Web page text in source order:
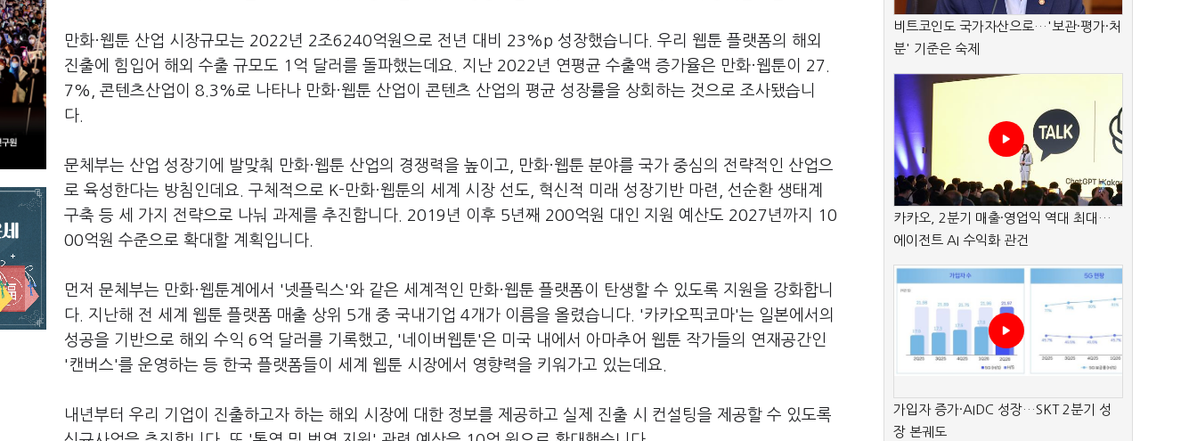
만화·웹툰 산업 시장규모는 2022년 2조6240억원으로 전년 대비 23%p 성장했습니다. 우리 웹툰 플랫폼의 해외
진출에 힘입어 해외 수출 규모도 1억 달러를 돌파했는데요. 지난 2022년 연평균 수출액 증가율은 만화·웹툰이 27.
7%, 콘텐츠산업이 8.3%로 나타나 만화·웹툰 산업이 콘텐츠 산업의 평균 성장률을 상회하는 것으로 조사됐습니
다.
문체부는 산업 성장기에 발맞춰 만화·웹툰 산업의 경쟁력을 높이고, 만화·웹툰 분야를 국가 중심의 전략적인 산업으
로 육성한다는 방침인데요. 구체적으로 K-만화·웹툰의 세계 시장 선도, 혁신적 미래 성장기반 마련, 선순환 생태계
구축 등 세 가지 전략으로 나눠 과제를 추진합니다. 2019년 이후 5년째 200억원 대인 지원 예산도 2027년까지 10
00억원 수준으로 확대할 계획입니다.
먼저 문체부는 만화·웹툰계에서 '넷플릭스'와 같은 세계적인 만화·웹툰 플랫폼이 탄생할 수 있도록 지원을 강화합니
다. 지난해 전 세계 웹툰 플랫폼 매출 상위 5개 중 국내기업 4개가 이름을 올렸습니다. '카카오픽코마'는 일본에서의
성공을 기반으로 해외 수익 6억 달러를 기록했고, '네이버웹툰'은 미국 내에서 아마추어 웹툰 작가들의 연재공간인
'캔버스'를 운영하는 등 한국 플랫폼들이 세계 웹툰 시장에서 영향력을 키워가고 있는데요.
내년부터 우리 기업이 진출하고자 하는 해외 시장에 대한 정보를 제공하고 실제 진출 시 컨설팅을 제공할 수 있도록
비트코인도 국가자산으로…'보관·평가·처
분' 기준은 숙제
카카오, 2분기 매출·영업익 역대 최대…
에이전트 AI 수익화 관건
가입자 증가·AIDC 성장…SKT 2분기 성
장 본궤도